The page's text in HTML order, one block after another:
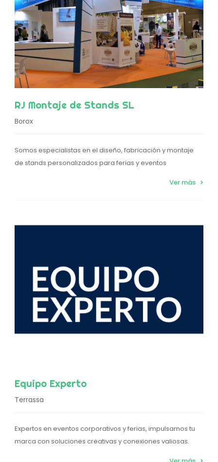
RJ Montaje de Stands SL
Borox
Somos especialistas en el diseño, fabricación y montaje
de stands personalizados para ferias y eventos
Ver más
Equipo Experto
Terrassa
Expertos en eventos corporativos y ferias, impulsamos tu
marca con soluciones creativas y conexiones valiosas.